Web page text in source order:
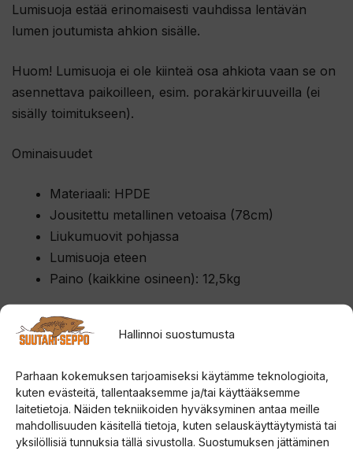
Hallinnoi suostumusta
Parhaan kokemuksen tarjoamiseksi käytämme teknologioita,
kuten evästeitä, tallentaaksemme ja/tai käyttääksemme
laitetietoja. Näiden tekniikoiden hyväksyminen antaa meille
mahdollisuuden käsitellä tietoja, kuten selauskäyttäytymistä tai
yksilöllisiä tunnuksia tällä sivustolla. Suostumuksen jättäminen
Lumisuoja estää erinomaisesti vauhdissa lentävän
lumen joutumista ahkion sisälle.
Huom! Lumisuoja ei ole kiinteä osa ahkiota vaan se on
asennettava paikoilleen, esim. porakärkiruuveilla (ei
sisälly toimitukseen).
Ominaisuudet
Materiaali: HPDE
Jousitettu metallinen vetoaisa (78cm)
Liukumuovit pohjassa
Lumisuoja eteen
Paino (kaikkine osineen): 12,5kg
Mitat
Korkeus 26cm (Lumisuojan päähän 41cm)
Leveys (Ulko): 66cm
Leveys (Sisä): 57cm
Vetoaisan pituus: 78cm